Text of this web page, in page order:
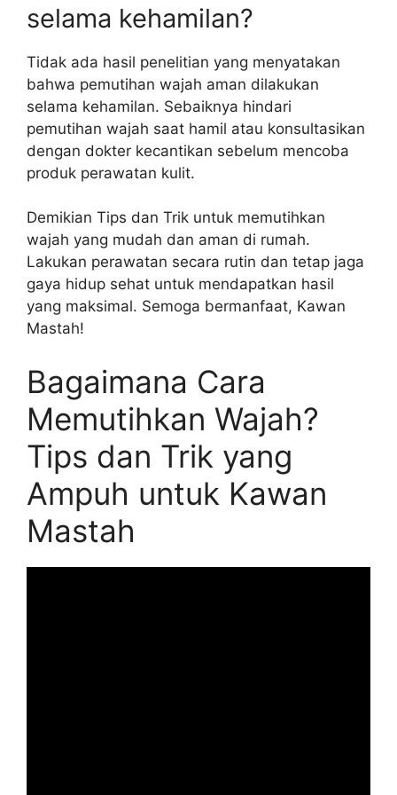
selama kehamilan?
Tidak ada hasil penelitian yang menyatakan
bahwa pemutihan wajah aman dilakukan
selama kehamilan. Sebaiknya hindari
pemutihan wajah saat hamil atau konsultasikan
dengan dokter kecantikan sebelum mencoba
produk perawatan kulit.
Demikian Tips dan Trik untuk memutihkan
wajah yang mudah dan aman di rumah.
Lakukan perawatan secara rutin dan tetap jaga
gaya hidup sehat untuk mendapatkan hasil
yang maksimal. Semoga bermanfaat, Kawan
Mastah!
Bagaimana Cara
Memutihkan Wajah?
Tips dan Trik yang
Ampuh untuk Kawan
Mastah